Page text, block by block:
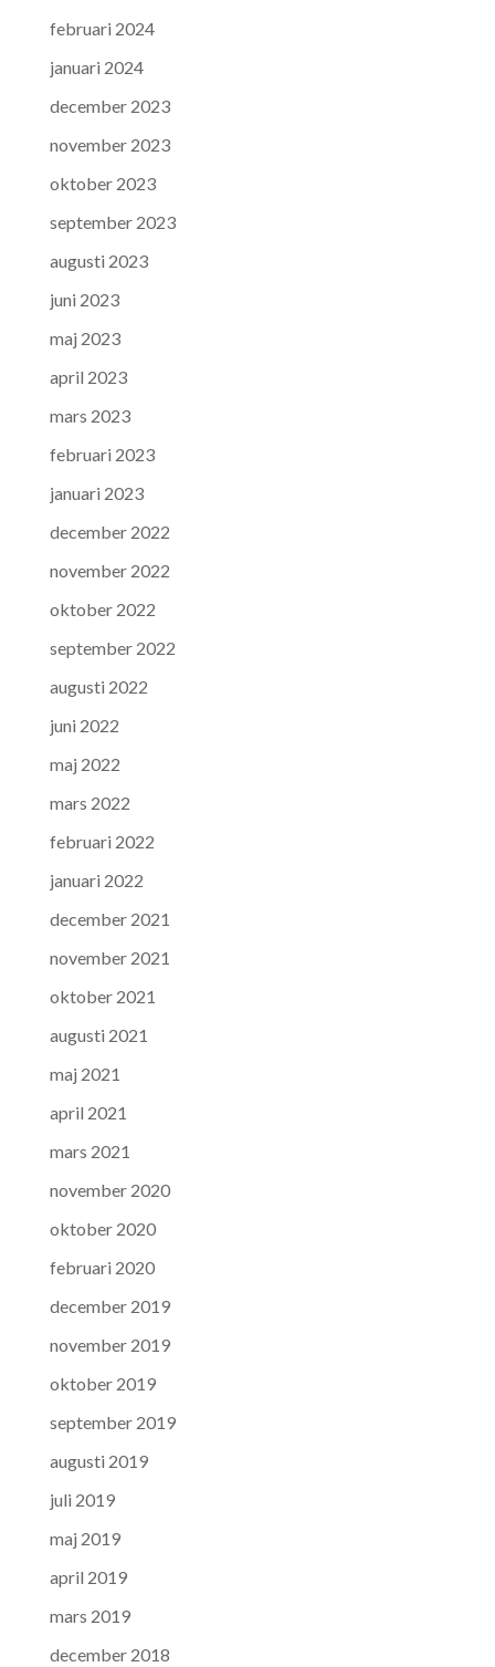
februari 2024
januari 2024
december 2023
november 2023
oktober 2023
september 2023
augusti 2023
juni 2023
maj 2023
april 2023
mars 2023
februari 2023
januari 2023
december 2022
november 2022
oktober 2022
september 2022
augusti 2022
juni 2022
maj 2022
mars 2022
februari 2022
januari 2022
december 2021
november 2021
oktober 2021
augusti 2021
maj 2021
april 2021
mars 2021
november 2020
oktober 2020
februari 2020
december 2019
november 2019
oktober 2019
september 2019
augusti 2019
juli 2019
maj 2019
april 2019
mars 2019
december 2018